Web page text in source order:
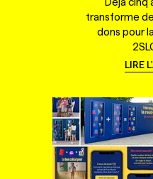
transforme
dons pour
LIRE